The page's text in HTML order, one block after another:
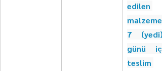
edilen
7
günü
teslim